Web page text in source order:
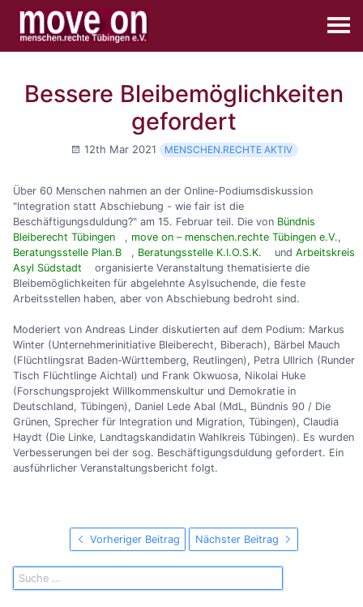
Bessere Bleibemöglichkeiten
gefordert
12th Mar 2021 MENSCHEN.RECHTE AKTIV
Über 60 Menschen nahmen an der Online-Podiumsdiskussion
"Integration statt Abschiebung - wie fair ist die
Beschäftigungsduldung?" am 15. Februar teil. Die von Bündnis
Bleiberecht Tübingen
, move on – menschen.rechte Tübingen e.V.,
Beratungsstelle Plan.B
, Beratungsstelle K.I.O.S.K. und Arbeitskreis
Asyl Südstadt
organisierte Veranstaltung thematisierte die
Bleibemöglichkeiten für abgelehnte Asylsuchende, die feste
Arbeitsstellen haben, aber von Abschiebung bedroht sind.
Moderiert von Andreas Linder diskutierten auf dem Podium: Markus
Winter (Unternehmerinitiative Bleiberecht, Biberach), Bärbel Mauch
(Flüchtlingsrat Baden-Württemberg, Reutlingen), Petra Ullrich (Runder
Tisch Flüchtlinge Aichtal) und Frank Okwuosa, Nikolai Huke
(Forschungsprojekt Willkommenskultur und Demokratie in
Deutschland, Tübingen), Daniel Lede Abal (MdL, Bündnis 90 / Die
Grünen, Sprecher für Integration und Migration, Tübingen), Claudia
Haydt (Die Linke, Landtagskandidatin Wahlkreis Tübingen). Es wurden
Verbesserungen bei der sog. Beschäftigungsduldung gefordert. Ein
ausführlicher Veranstaltungsbericht folgt.
Vorheriger Beitrag Nächster Beitrag